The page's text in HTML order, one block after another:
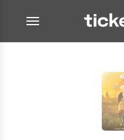
desplegar navegación